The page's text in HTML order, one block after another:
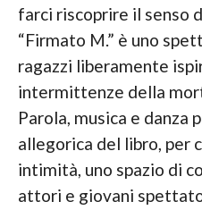
farci riscoprire il senso
“Firmato M.” è uno
ragazzi liberamente
intermittenze della
Parola, musica e
allegorica del libro, per
intimità, uno spazio di
attori e giovani